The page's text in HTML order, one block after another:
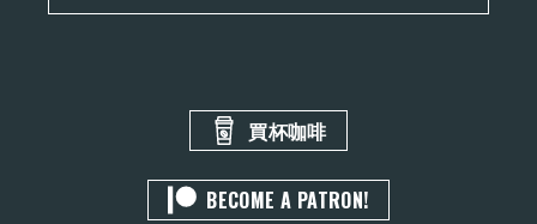
買杯咖啡
BECOME A PATRON!